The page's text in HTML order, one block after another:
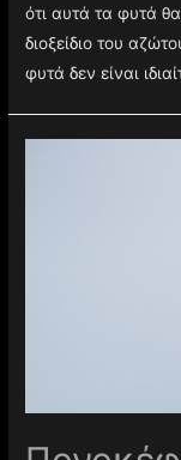
ότι αυτά τα φυτά
διοξείδιο του
φυτά δεν είναι